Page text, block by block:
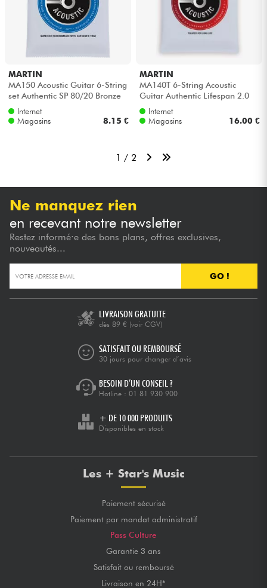
MARTIN
MA150 Acoustic Guitar 6-String
set Authentic SP 80/20 Bronze
6-String Set Authentic SP ...
Internet
Magasins
8.15 €
MARTIN
MA140T 6-String Acoustic
Guitar Authentic Lifespan 2.0
80/20 Bronze 12-54 - Jeu de 6
co...
Internet
Magasins
16.00 €
1 / 2
Ne manquez rien
en recevant notre newsletter
Restez informé·e des bons plans, offres exclusives,
nouveautés...
GO !
LIVRAISON GRATUITE
dès 89 € (voir CGV)
SATISFAIT OU REMBOURSÉ
30 jours pour changer d’avis
BESOIN D’UN CONSEIL ?
Hotline : 01 81 930 900
+ DE 10 000 PRODUITS
Disponibles en stock
Les + Star's Music
Paiement sécurisé
Paiement par mandat administratif
Pass Culture
Garantie 3 ans
Satisfait ou remboursé
Livraison en 24H*